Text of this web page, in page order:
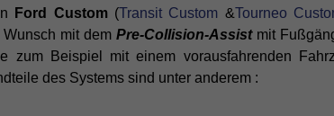
Ford Custom(Transit Custom &Tourneo
mit dem Pre-Collision-Assistmit
zum Beispiel mit einem vorausfahrenden
des Systems sind unter anderem :